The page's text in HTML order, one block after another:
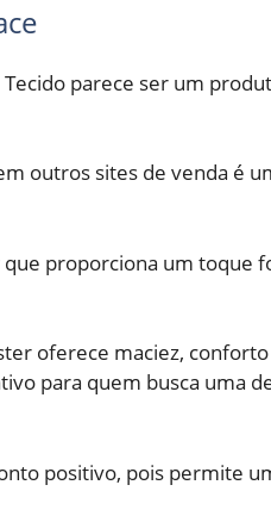
parece ser um
outros sites de venda é
proporciona um toque
oferece maciez,
para quem busca uma
positivo, pois permite